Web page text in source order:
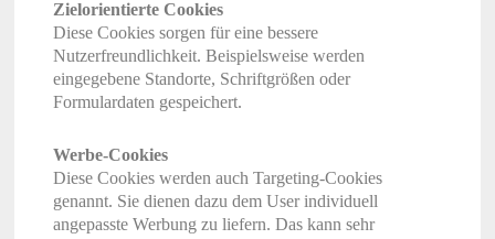
Zielorientierte Cookies
Diese Cookies sorgen für eine bessere
Nutzerfreundlichkeit. Beispielsweise werden
eingegebene Standorte, Schriftgrößen oder
Formulardaten gespeichert.
Werbe-Cookies
Diese Cookies werden auch Targeting-Cookies
genannt. Sie dienen dazu dem User individuell
angepasste Werbung zu liefern. Das kann sehr